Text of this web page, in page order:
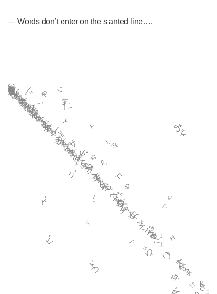
— Words don’t enter on the slanted line….
ヂ
ほ
て
ド ャ
ヮ
ガ
いェ
ド
か
ォ
き
お
ん
ガ
ゆ
ゥ
つ
ブ
ゲ
け
ザ
プ
ゥ
た
く
ぬ
ッ
は
ガ
な
ァ
ペ
く
ジ
ボ
ィ
ヴ
ァ
ブ
ヂ
も
ゾ
め
ゲ
ヅ
ィ
ヅ
ッ
ズ
ね
ん
ポ
ち
ギ
ゆ
た
え
こ
ボ
し
ま
ゲ
を
え
ベ
ヴ
す
く
ジ
ほ
ゥ
ド
せ
う
け
さ
し
ヅ
に
す
ヴ
そ
は
ほ
ザ
い
ォ
ジ
か
ま
ァ
せ
は
ゲ
ビ
ふ
ね
ん
ダ
わ
ェ
ボ
せ
ま
ボ
ゥ
ゴ
む
ほ
ポ
の
ュ
し
わ
そ
む
ほ
め
うヅ
け
ョ
ゆ
ァ
んこ
う
し
ふ
あ
ヴ
お
し
デ
こえ
ァく
ャち
ザ
す
た
ッ
ち
ブ
プ
ャ
ん
ィ
け
ゲ